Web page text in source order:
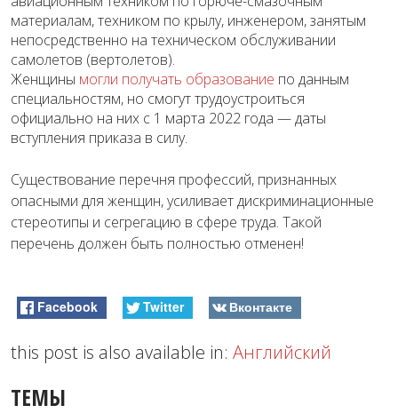
материалам, техником по крылу, инженером, занятым
непосредственно на техническом обслуживании
самолетов (вертолетов).
Женщины могли получать образование по данным
специальностям, но смогут трудоустроиться
официально на них с 1 марта 2022 года — даты
вступления приказа в силу.
Существование перечня профессий, признанных
опасными для женщин, усиливает дискриминационные
стереотипы и сегрегацию в сфере труда. Такой
перечень должен быть полностью отменен!
Facebook Twitter Вконтакте
this post is also available in: Английский
ТЕМЫ